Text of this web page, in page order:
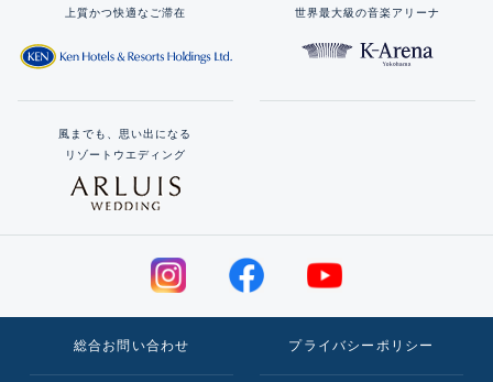
上質かつ快適なご滞在 世界最大級の音楽アリーナ
風までも、思い出になる
リゾートウエディング
総合お問い合わせ プライバシーポリシー